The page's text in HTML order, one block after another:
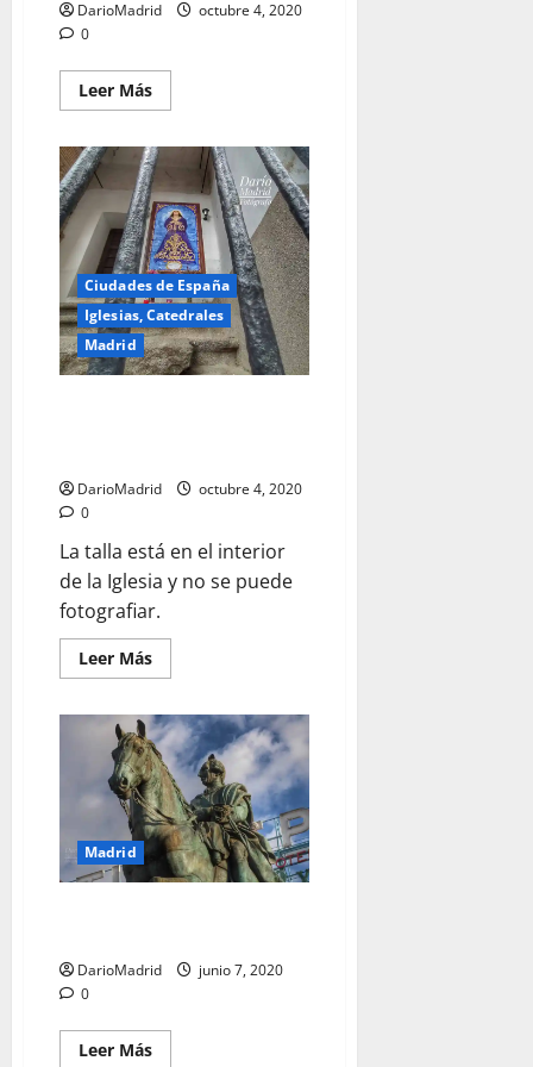
DarioMadrid
octubre 4, 2020
0
Leer MásLeer
más
La
Estatua
de
Felipe
III
en
la
Plaza
Mayor
de
Madrid
Ciudades de España
Iglesias, Catedrales
Madrid
DarioMadrid
octubre 4, 2020
0
La talla está en el interior
de la Iglesia y no se puede
fotografiar.
Leer MásLeer
más
Imagen
del
Jesús
el
Pobre
en
la
fachada
de
la
Iglesia
en
Madrid
DarioMadrid
junio 7, 2020
0
Leer MásLeer